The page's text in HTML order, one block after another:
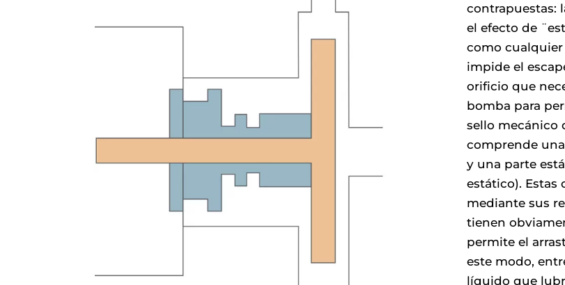
contrapuestas:
el efecto de
como
impide el
orificio que
bomba para
sello mecánico
comprende
y una parte
estático).
mediante sus
tienen
permite el
este modo,
líquido que